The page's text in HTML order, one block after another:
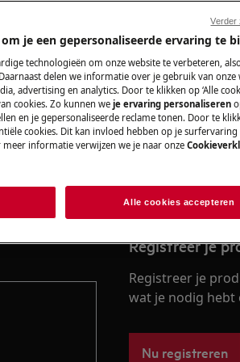
waarmee je er
Bovendien
Vind je
Los problemen
documentatie
Registreer je
Registreer je
wat je nodig hebt
Nu registreren
je een gepersonaliseerde ervaring te
technologieën om onze website te verbeteren,
delen we informatie over je gebruik van onze
advertising en analytics. Door te klikken op ‘Alle
cookies. Zo kunnen weje ervaring personaliseren
en je gepersonaliseerde reclame tonen. Door te
cookies. Dit kan invloed hebben op je
informatie verwijzen we je naar onze
Alle cookies accepteren
Verder